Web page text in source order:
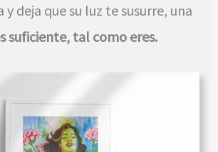
y deja que su luz te susurre, una
suficiente, tal como eres.